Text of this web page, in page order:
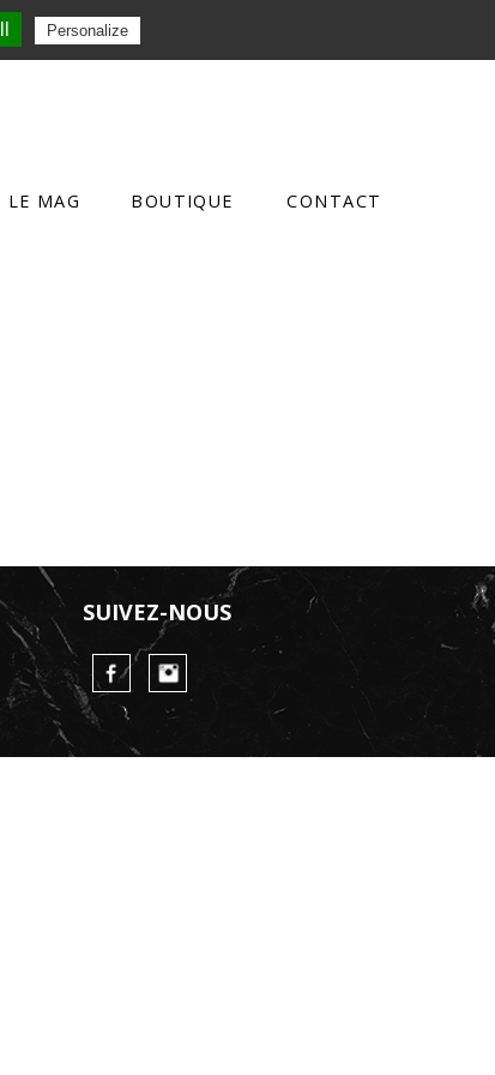
Personalize
LE MAG BOUTIQUE CONTACT
SUIVEZ-NOUS
FaceBook